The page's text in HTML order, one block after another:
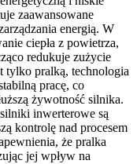
zaawansowane
energią. W
ciepła z powietrza,
redukuje zużycie
tylko pralką, technologia
pracę, co
żywotność silnika.
inwerterowe są
kontrolę nad procesem
że pralka
jej wpływ na